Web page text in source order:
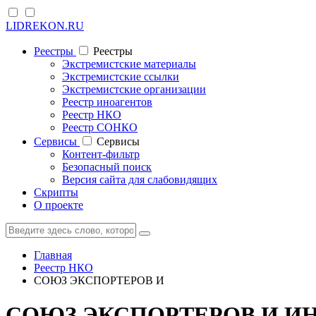
LIDREKON.RU
Реестры
Реестры
Экстремистские материалы
Экстремистские ссылки
Экстремистские организации
Реестр иноагентов
Реестр НКО
Реестр СОНКО
Cервисы
Cервисы
Контент-фильтр
Безопасный поиск
Версия сайта для слабовидящих
Скрипты
О проекте
Главная
Реестр НКО
СОЮЗ ЭКСПОРТЕРОВ И